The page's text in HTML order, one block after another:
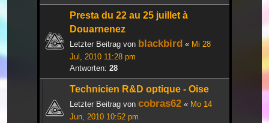
Presta du 22 au 25 juillet à
Douarnenez
Letzter Beitrag von blackbird « Mi 28
Jul, 2010 11:28 pm
Antworten: 28
Technicien R&D optique - Oise
Letzter Beitrag von cobras62 « Mo 14
Jun, 2010 10:52 pm